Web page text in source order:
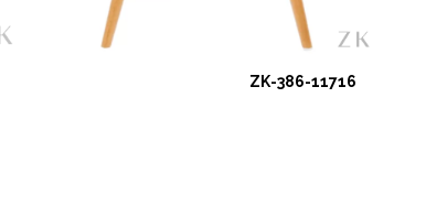
ZK-386-11716